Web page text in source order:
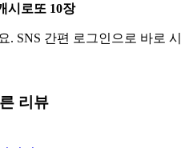
시로또 10장
. SNS 간편 로그인으로 바로
리뷰